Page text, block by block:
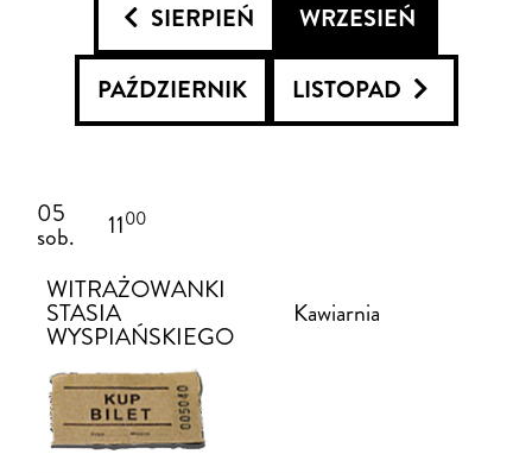
SIERPIEŃ WRZESIEŃ
PAŹDZIERNIK LISTOPAD
05
sob. 1100
WITRAŻOWANKI
STASIA
WYSPIAŃSKIEGO
Kawiarnia